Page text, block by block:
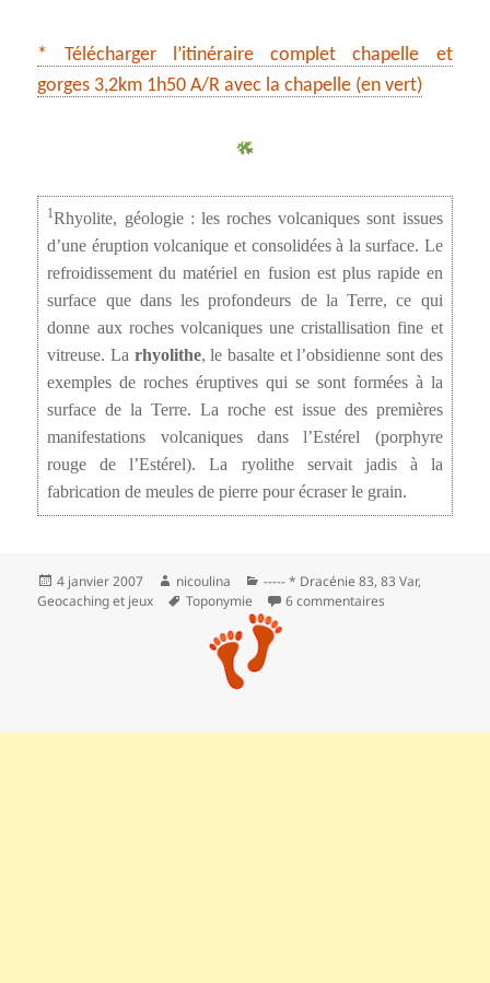
* Télécharger l’itinéraire complet chapelle et
gorges 3,2km 1h50 A/R avec la chapelle (en vert)
1Rhyolite, géologie : les roches volcaniques sont issues
d’une éruption volcanique et consolidées à la surface. Le
refroidissement du matériel en fusion est plus rapide en
surface que dans les profondeurs de la Terre, ce qui
donne aux roches volcaniques une cristallisation fine et
vitreuse. La rhyolithe, le basalte et l’obsidienne sont des
exemples de roches éruptives qui se sont formées à la
surface de la Terre. La roche est issue des premières
manifestations volcaniques dans l’Estérel (porphyre
rouge de l’Estérel). La ryolithe servait jadis à la
fabrication de meules de pierre pour écraser le grain.
Publié
le
4 janvier 2007 Auteur
nicoulina Catégories
----- * Dracénie 83,83 Var,
Geocaching et jeux
Mots-
clés
Toponymie 6 commentaires